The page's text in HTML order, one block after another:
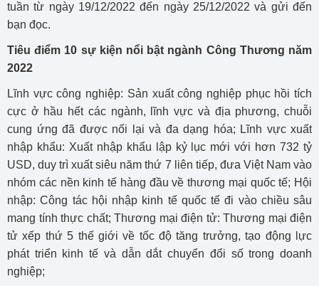
tuần từ ngày 19/12/2022 đến ngày 25/12/2022 và gửi đến
bạn đọc.
Tiêu điểm 10 sự kiện nổi bật ngành Công Thương năm
2022
Lĩnh vực công nghiệp: Sản xuất công nghiệp phục hồi tích
cực ở hầu hết các ngành, lĩnh vực và địa phương, chuỗi
cung ứng đã được nối lại và đa dạng hóa; Lĩnh vực xuất
nhập khẩu: Xuất nhập khẩu lập kỷ lục mới với hơn 732 tỷ
USD, duy trì xuất siêu năm thứ 7 liên tiếp, đưa Việt Nam vào
nhóm các nền kinh tế hàng đầu về thương mại quốc tế; Hội
nhập: Công tác hội nhập kinh tế quốc tế đi vào chiều sâu
mang tính thực chất; Thương mại điện tử: Thương mại điện
tử xếp thứ 5 thế giới về tốc độ tăng trưởng, tạo động lực
phát triển kinh tế và dẫn dắt chuyển đổi số trong doanh
nghiệp;